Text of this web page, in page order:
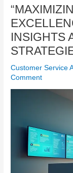
INSIGHTS
Customer Service
Comment